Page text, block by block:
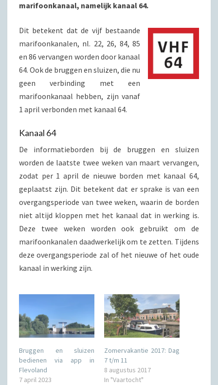
marifoonkanaal, namelijk kanaal 64.
Dit betekent dat de vijf bestaande
marifoonkanalen, nl. 22, 26, 84, 85
en 86 vervangen worden door kanaal
64. Ook de bruggen en sluizen, die nu
geen verbinding met een
marifoonkanaal hebben, zijn vanaf
1 april verbonden met kanaal 64.
Kanaal 64
De informatieborden bij de bruggen en sluizen
worden de laatste twee weken van maart vervangen,
zodat per 1 april de nieuwe borden met kanaal 64,
geplaatst zijn. Dit betekent dat er sprake is van een
overgangsperiode van twee weken, waarin de borden
niet altijd kloppen met het kanaal dat in werking is.
Deze twee weken worden ook gebruikt om de
marifoonkanalen daadwerkelijk om te zetten. Tijdens
deze overgangsperiode zal of het nieuwe of het oude
kanaal in werking zijn.
Bruggen en sluizen
bedienen via app in
Flevoland
7 april 2023
Zomervakantie 2017: Dag
7 t/m 11
8 augustus 2017
In "Vaartocht"